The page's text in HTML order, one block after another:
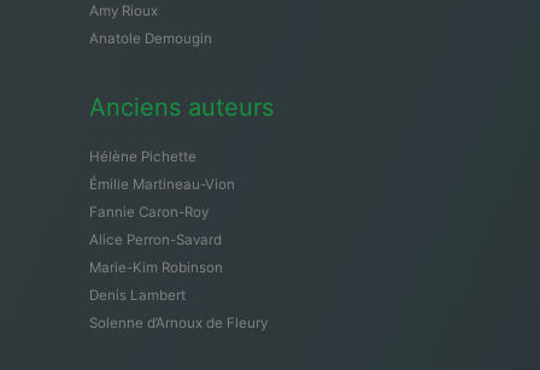
Amy Rioux
Anatole Demougin
Anciens auteurs
Hélène Pichette
Émilie Martineau-Vion
Fannie Caron-Roy
Alice Perron-Savard
Marie-Kim Robinson
Denis Lambert
Solenne d’Arnoux de Fleury